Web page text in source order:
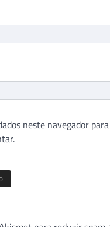
neste navegador